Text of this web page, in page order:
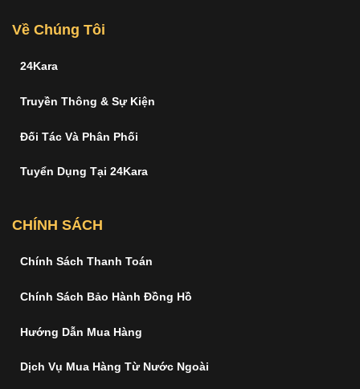
Về Chúng Tôi
24Kara
Truyền Thông & Sự Kiện
Đối Tác Và Phân Phối
Tuyển Dụng Tại 24Kara
CHÍNH SÁCH
Chính Sách Thanh Toán
Chính Sách Bảo Hành Đồng Hồ
Hướng Dẫn Mua Hàng
Dịch Vụ Mua Hàng Từ Nước Ngoài